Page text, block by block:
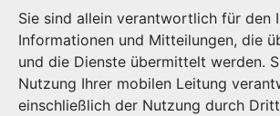
Sie sind allein verantwortlich für den
Informationen und Mitteilungen, die
und die Dienste übermittelt werden.
Nutzung Ihrer mobilen Leitung
einschließlich der Nutzung durch